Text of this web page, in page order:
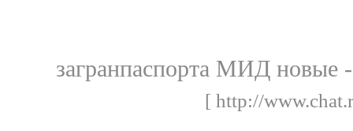
загранпаспорта МИД новые
[ http://